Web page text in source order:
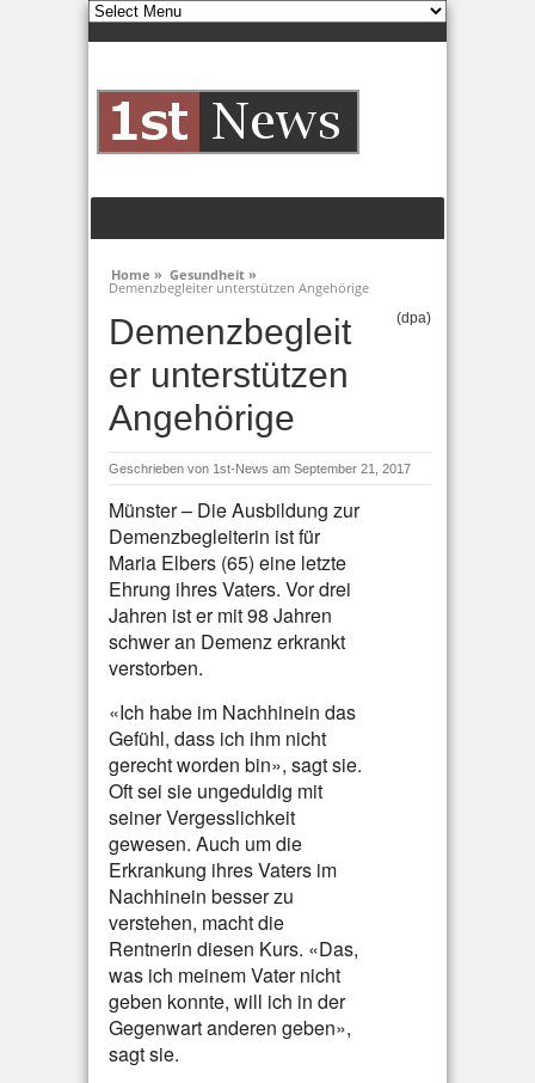
Home » Gesundheit »
Demenzbegleiter unterstützen Angehörige
Demenzbegleit
er unterstützen
Angehörige
(dpa)
Geschrieben von 1st-News am September 21, 2017
Münster – Die Ausbildung zur
Demenzbegleiterin ist für
Maria Elbers (65) eine letzte
Ehrung ihres Vaters. Vor drei
Jahren ist er mit 98 Jahren
schwer an Demenz erkrankt
verstorben.
«Ich habe im Nachhinein das
Gefühl, dass ich ihm nicht
gerecht worden bin», sagt sie.
Oft sei sie ungeduldig mit
seiner Vergesslichkeit
gewesen. Auch um die
Erkrankung ihres Vaters im
Nachhinein besser zu
verstehen, macht die
Rentnerin diesen Kurs. «Das,
was ich meinem Vater nicht
geben konnte, will ich in der
Gegenwart anderen geben»,
sagt sie.